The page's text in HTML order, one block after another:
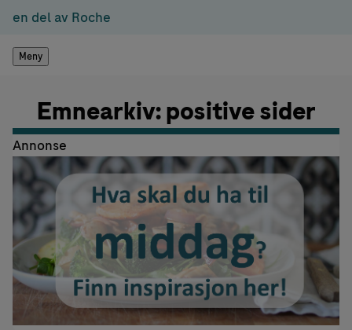
en del av Roche
Meny
Emnearkiv: positive sider
Annonse